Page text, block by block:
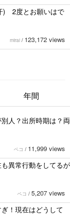
) 2度とお願いはで
mirai / 123,172 views
年間
人？出所時期は？両
ペコ / 11,999 views
異常行動をしてるが
ペコ / 5,207 views
！現在はどうして